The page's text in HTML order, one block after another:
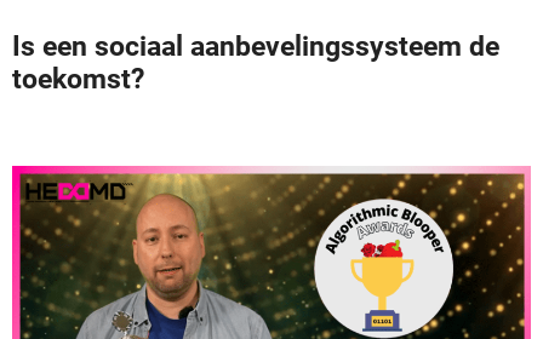
Is een sociaal aanbevelingssysteem de
toekomst?